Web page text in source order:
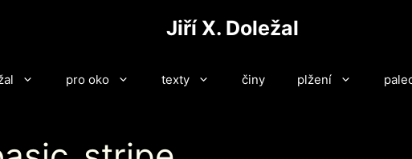
Jiří X. Doležal
pro oko texty činy plžení